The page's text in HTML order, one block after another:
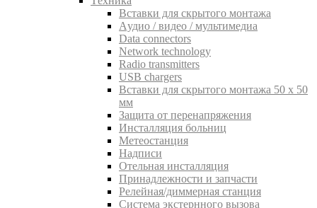
Вставки для скрытого монтажа
Aудио / видео / мультимедиа
Data connectors
Network technology
Radio transmitters
USB chargers
Вставки для скрытого монтажа 50 x 50
мм
Защита от перенапряжения
Инсталляция больниц
Метеостанция
Надписи
Отельная инсталляция
Принадлежности и запчасти
Релейная/диммерная станция
Система экстернного вызова